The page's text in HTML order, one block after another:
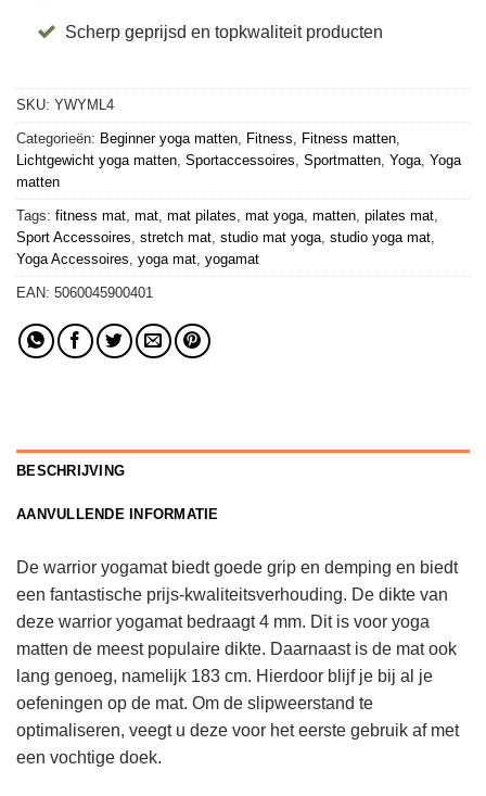
Scherp geprijsd en topkwaliteit producten
SKU: YWYML4
Categorieën: Beginner yoga matten Fitness Fitness matten
Lichtgewicht yoga matten Sportaccessoires Sportmatten Yoga Yoga
matten
Tags: fitness mat mat mat pilates mat yoga matten pilates mat
Sport Accessoires stretch mat studio mat yoga studio yoga mat
Yoga Accessoires yoga mat yogamat
EAN: 5060045900401
BESCHRIJVING
AANVULLENDE INFORMATIE
De warrior yogamat biedt goede grip en demping en biedt
een fantastische prijs-kwaliteitsverhouding. De dikte van
deze warrior yogamat bedraagt 4 mm. Dit is voor yoga
matten de meest populaire dikte. Daarnaast is de mat ook
lang genoeg, namelijk 183 cm. Hierdoor blijf je bij al je
oefeningen op de mat. Om de slipweerstand te
optimaliseren, veegt u deze voor het eerste gebruik af met
een vochtige doek.